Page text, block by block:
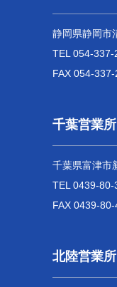
静岡県静岡市
TEL 054-337-
FAX 054-
千葉営業所
千葉県富津市
TEL 0439-80-
FAX 0439-80-
北陸営業所